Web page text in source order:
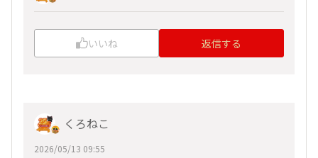
いいね 返信する
くろねこ
2026/05/13 09:55